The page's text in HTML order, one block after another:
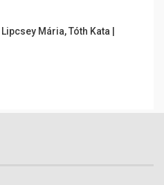
Mária, Tóth Kata |